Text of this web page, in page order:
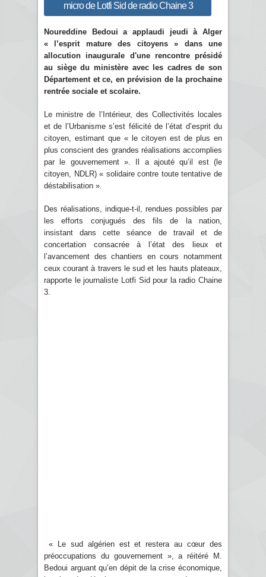
micro de Lotfi Sid de radio Chaine 3
Noureddine Bedoui a applaudi jeudi à Alger
« l’esprit mature des citoyens » dans une
allocution inaugurale d'une rencontre présidé
au siège du ministère avec les cadres de son
Département et ce, en prévision de la prochaine
rentrée sociale et scolaire.
Le ministre de l’Intérieur, des Collectivités locales
et de l’Urbanisme s’est félicité de l’état d’esprit du
citoyen, estimant que « le citoyen est de plus en
plus conscient des grandes réalisations accomplies
par le gouvernement ». Il a ajouté qu’il est (le
citoyen, NDLR) « solidaire contre toute tentative de
déstabilisation ».
Des réalisations, indique-t-il, rendues possibles par
les efforts conjugués des fils de la nation,
insistant dans cette séance de travail et de
concertation consacrée à l’état des lieux et
l’avancement des chantiers en cours notamment
ceux courant à travers le sud et les hauts plateaux,
rapporte le journaliste Lotfi Sid pour la radio Chaine
3.
« Le sud algérien est et restera au cœur des
préoccupations du gouvernement », a réitéré M.
Bedoui arguant qu’en dépit de la crise économique,